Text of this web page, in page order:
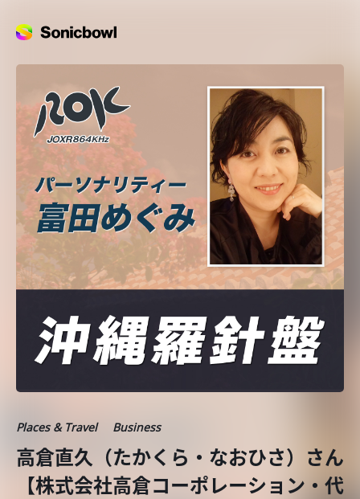
Places & Travel Business
高倉直久（たかくら・なおひさ）さん
【株式会社高倉コーポレーション・代